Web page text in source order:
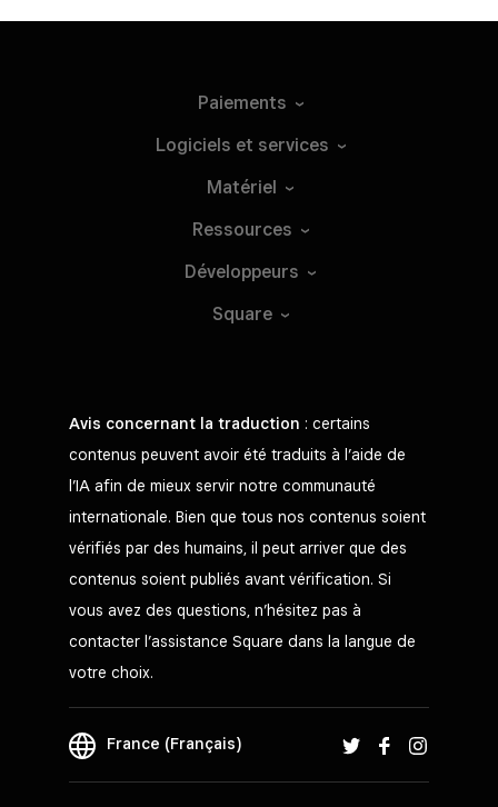
Paiements
Logiciels et services
Matériel
Ressources
Développeurs
Square
Avis concernant la traduction : certains
contenus peuvent avoir été traduits à l’aide de
l’IA afin de mieux servir notre communauté
internationale. Bien que tous nos contenus soient
vérifiés par des humains, il peut arriver que des
contenus soient publiés avant vérification. Si
vous avez des questions, n’hésitez pas à
contacter l’assistance Square dans la langue de
votre choix.
France (Français)